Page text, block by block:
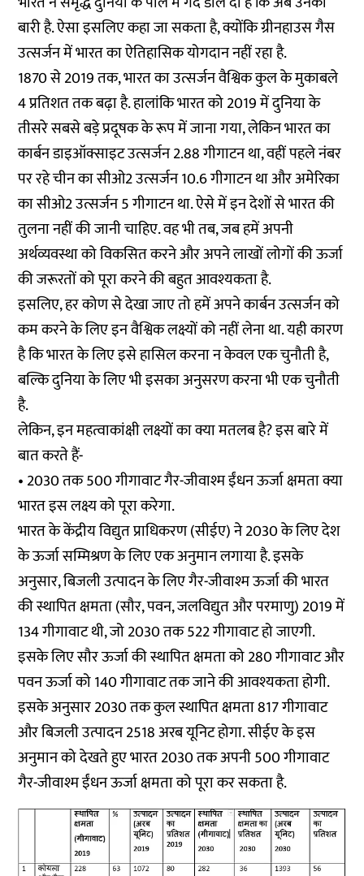
बारी है. ऐसा इसलिए कहा जा सकता है, क्योंकि ग्रीनहाउस गैस
उत्सर्जन में भारत का ऐतिहासिक योगदान नहीं रहा है.
1870 से 2019 तक, भारत का उत्सर्जन वैश्विक कुल के मुकाबले
4 प्रतिशत तक बढ़ा है. हालांकि भारत को 2019 में दुनिया के
तीसरे सबसे बड़े प्रदूषक के रूप में जाना गया, लेकिन भारत का
कार्बन डाइऑक्साइट उत्सर्जन 2.88 गीगाटन था, वहीं पहले नंबर
पर रहे चीन का सीओ2 उत्सर्जन 10.6 गीगाटन था और अमेरिका
का सीओ2 उत्सर्जन 5 गीगाटन था. ऐसे में इन देशों से भारत की
तुलना नहीं की जानी चाहिए. वह भी तब, जब हमें अपनी
अर्थव्यवस्था को विकसित करने और अपने लाखों लोगों की ऊर्जा
की जरूरतों को पूरा करने की बहुत आवश्यकता है.
इसलिए, हर कोण से देखा जाए तो हमें अपने कार्बन उत्सर्जन को
कम करने के लिए इन वैश्विक लक्ष्यों को नहीं लेना था. यही कारण
है कि भारत के लिए इसे हासिल करना न केवल एक चुनौती है,
बल्कि दुनिया के लिए भी इसका अनुसरण करना भी एक चुनौती
है.
लेकिन, इन महत्वाकांक्षी लक्ष्यों का क्या मतलब है? इस बारे में
बात करते हैं-
• 2030 तक 500 गीगावाट गैर-जीवाश्म ईंधन ऊर्जा क्षमता क्या
भारत इस लक्ष्य को पूरा करेगा.
भारत के केंद्रीय विद्युत प्राधिकरण (सीईए) ने 2030 के लिए देश
के ऊर्जा सम्मिश्रण के लिए एक अनुमान लगाया है. इसके
अनुसार, बिजली उत्पादन के लिए गैर-जीवाश्म ऊर्जा की भारत
की स्थापित क्षमता (सौर, पवन, जलविद्युत और परमाणु) 2019 में
134 गीगावाट थी, जो 2030 तक 522 गीगावाट हो जाएगी.
इसके लिए सौर ऊर्जा की स्थापित क्षमता को 280 गीगावाट और
पवन ऊर्जा को 140 गीगावाट तक जाने की आवश्यकता होगी.
इसके अनुसार 2030 तक कुल स्थापित क्षमता 817 गीगावाट
और बिजली उत्पादन 2518 अरब यूनिट होगा. सीईए के इस
अनुमान को देखते हुए भारत 2030 तक अपनी 500 गीगावाट
गैर-जीवाश्म ईंधन ऊर्जा क्षमता को पूरा कर सकता है.